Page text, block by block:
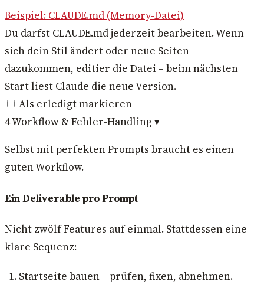
Beispiel: CLAUDE.md (Memory-Datei)
Du darfst CLAUDE.md jederzeit bearbeiten. Wenn
sich dein Stil ändert oder neue Seiten
dazukommen, editier die Datei – beim nächsten
Start liest Claude die neue Version.
Als erledigt markieren
4Workflow & Fehler-Handling ▾
Selbst mit perfekten Prompts braucht es einen
guten Workflow.
Ein Deliverable pro Prompt
Nicht zwölf Features auf einmal. Stattdessen eine
klare Sequenz:
Startseite bauen – prüfen, fixen, abnehmen.